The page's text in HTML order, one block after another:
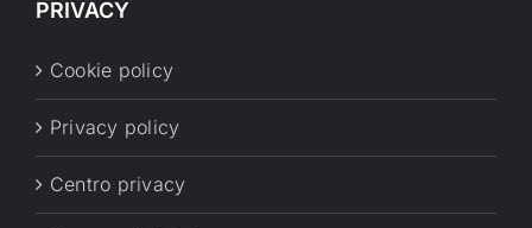
PRIVACY
Cookie policy
Privacy policy
Centro privacy